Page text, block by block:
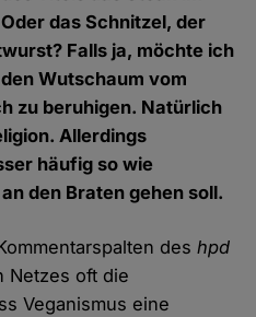
das Schnitzel, der
Falls ja, möchte ich
Wutschaum vom
zu beruhigen. Natürlich
Allerdings
häufig so wie
den Braten gehen soll.
deshpd
Netzes oft die
Veganismus eine